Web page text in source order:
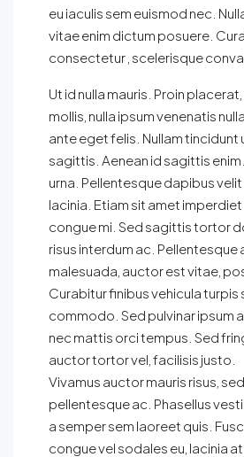
eu iaculis sem euismod nec.
vitae enim dictum posuere.
consectetur , scelerisque
Ut id nulla mauris. Proin
mollis, nulla ipsum venenatis
ante eget felis. Nullam tincidunt
sagittis. Aenean id sagittis
urna. Pellentesque dapibus
lacinia. Etiam sit amet
congue mi. Sed sagittis tortor
risus interdum ac. Pellentesque
malesuada, auctor est vitae,
Curabitur finibus vehicula turpis
commodo. Sed pulvinar ipsum
nec mattis orci tempus. Sed
auctor tortor vel, facilisis justo.
Vivamus auctor mauris risus,
pellentesque ac. Phasellus
a semper sem laoreet quis.
congue vel sodales eu, lacinia